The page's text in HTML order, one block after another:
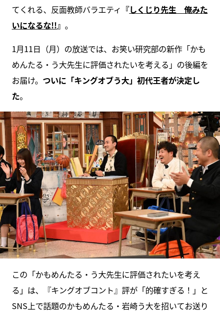
てくれる、反面教師バラエティ 『しくじり先生 俺みた
いになるな!!』 。
1月11日（月）の放送では、お笑い研究部の新作「かも
めんたる・う大先生に評価されたいを考える」の後編を
お届け。 ついに「キングオブう大」初代王者が決定し
た。
この「かもめんたる・う大先生に評価されたいを考え
る」は、『キングオブコント』評が「的確すぎる！」と
SNS上で話題のかもめんたる・岩崎う大を招いてお送り